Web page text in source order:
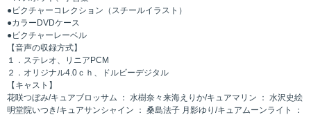
●ピクチャーコレクション（スチールイラスト）
●カラーDVDケース
●ピクチャーレーベル
【音声の収録方式】
１．ステレオ、リニアPCM
２．オリジナル4.0ｃｈ、ドルビーデジタル
【キャスト】
花咲つぼみ/キュアブロッサム ： 水樹奈々来海えりか/キュアマリン ： 水沢史絵
明堂院いつき/キュアサンシャイン ： 桑島法子 月影ゆり/キュアムーンライト ：